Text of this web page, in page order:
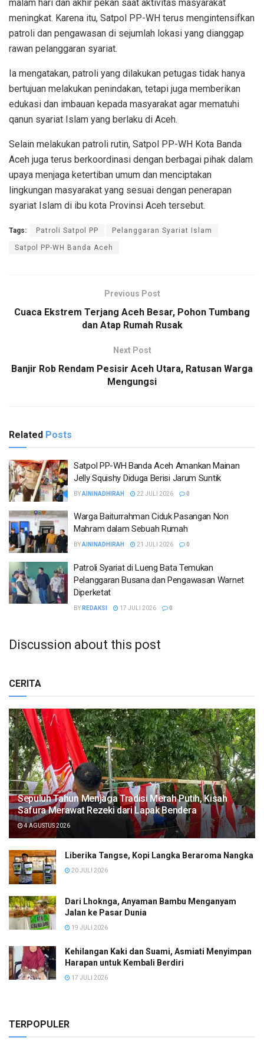
malam hari dan akhir pekan saat aktivitas masyarakat
meningkat. Karena itu, Satpol PP-WH terus mengintensifkan
patroli dan pengawasan di sejumlah lokasi yang dianggap
rawan pelanggaran syariat.
Ia mengatakan, patroli yang dilakukan petugas tidak hanya
bertujuan melakukan penindakan, tetapi juga memberikan
edukasi dan imbauan kepada masyarakat agar mematuhi
qanun syariat Islam yang berlaku di Aceh.
Selain melakukan patroli rutin, Satpol PP-WH Kota Banda
Aceh juga terus berkoordinasi dengan berbagai pihak dalam
upaya menjaga ketertiban umum dan menciptakan
lingkungan masyarakat yang sesuai dengan penerapan
syariat Islam di ibu kota Provinsi Aceh tersebut.
Tags: Patroli Satpol PP Pelanggaran Syariat Islam
Satpol PP-WH Banda Aceh
Previous Post
Cuaca Ekstrem Terjang Aceh Besar, Pohon Tumbang
dan Atap Rumah Rusak
Next Post
Banjir Rob Rendam Pesisir Aceh Utara, Ratusan Warga
Mengungsi
Related Posts
Satpol PP-WH Banda Aceh Amankan Mainan
Jelly Squishy Diduga Berisi Jarum Suntik
BYAININADHIRAH 22 JULI 2026 0
Warga Baiturrahman Ciduk Pasangan Non
Mahram dalam Sebuah Rumah
BYAININADHIRAH 21 JULI 2026 0
Patroli Syariat di Lueng Bata Temukan
Pelanggaran Busana dan Pengawasan Warnet
Diperketat
BY REDAKSI 17 JULI 2026 0
Discussion about this post
CERITA
Sepuluh Tahun Menjaga Tradisi Merah Putih, Kisah
Safura Merawat Rezeki dari Lapak Bendera
4 AGUSTUS 2026
Liberika Tangse, Kopi Langka Beraroma Nangka
20 JULI 2026
Dari Lhoknga, Anyaman Bambu Menganyam
Jalan ke Pasar Dunia
19 JULI 2026
Kehilangan Kaki dan Suami, Asmiati Menyimpan
Harapan untuk Kembali Berdiri
17 JULI 2026
TERPOPULER